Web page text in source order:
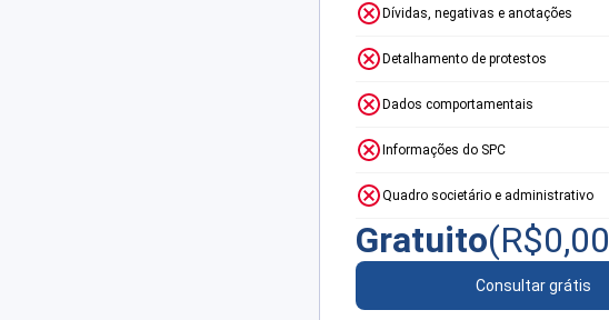
Dívidas, negativas e anotações
Detalhamento de protestos
Dados comportamentais
Informações do SPC
Quadro societário e administrativo
Gratuito(R$0,00
Consultar grátis